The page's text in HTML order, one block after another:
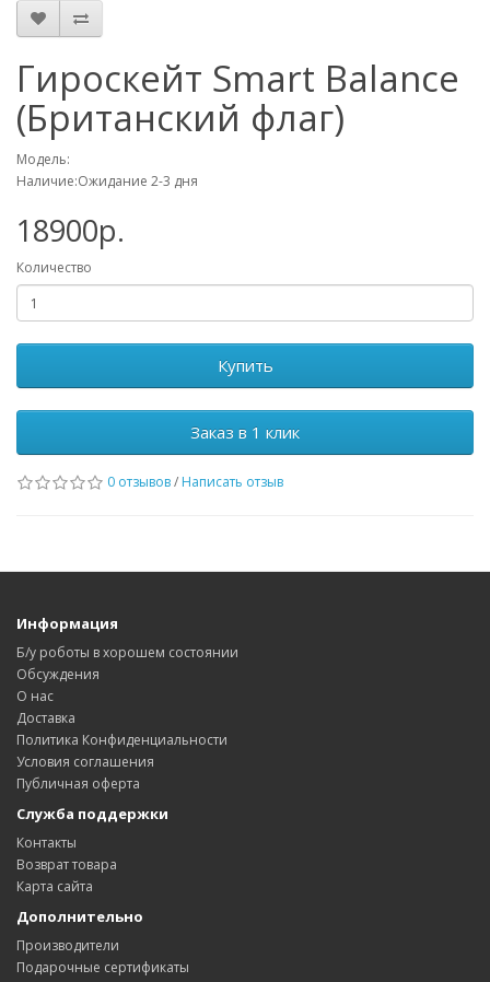
Гироскейт Smart Balance
(Британский флаг)
Модель:
Наличие:Ожидание 2-3 дня
18900р.
Количество
Купить
Заказ в 1 клик
0 отзывов/ Написать отзыв
Информация
Б/у роботы в хорошем состоянии
Обсуждения
О нас
Доставка
Политика Конфиденциальности
Условия соглашения
Публичная оферта
Служба поддержки
Контакты
Возврат товара
Карта сайта
Дополнительно
Производители
Подарочные сертификаты